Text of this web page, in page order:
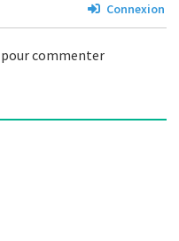
Connexion
commenter